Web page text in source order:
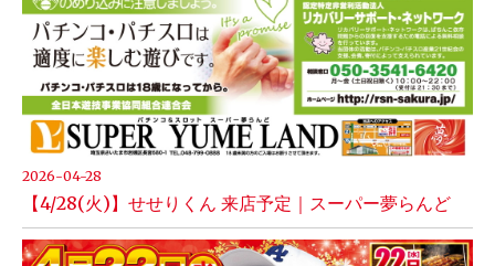
2026-04-28
【4/28(火)】せせりくん 来店予定｜スーパー夢らんど